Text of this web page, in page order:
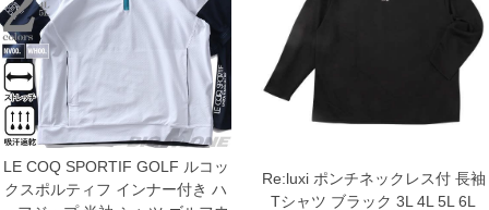
LE COQ SPORTIF GOLF ルコッ
クスポルティフ インナー付き ハ
Re:luxi ポンチネックレス付 長袖
Tシャツ ブラック 3L 4L 5L 6L